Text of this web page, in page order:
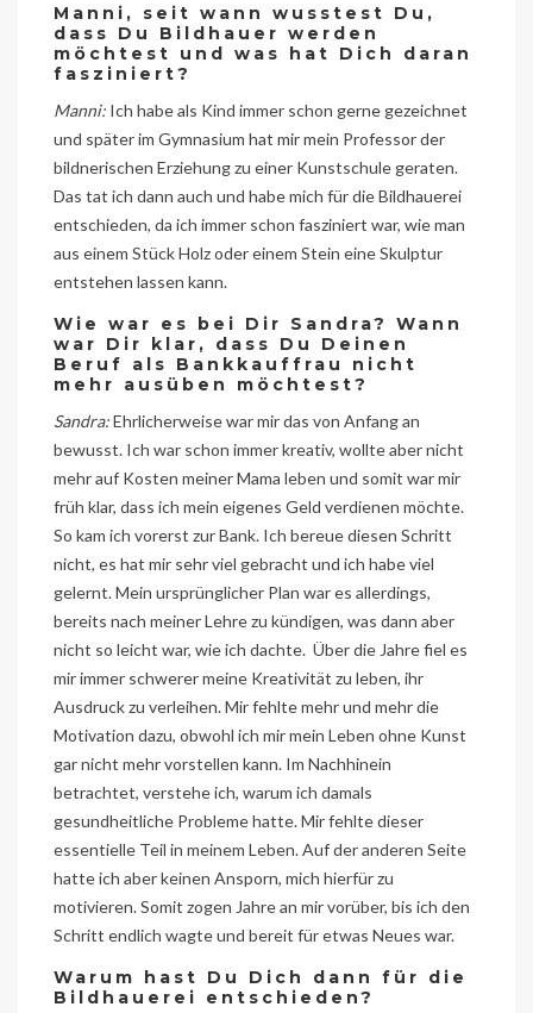
Manni, seit wann wusstest Du,
dass Du Bildhauer werden
möchtest und was hat Dich daran
fasziniert?
Manni: Ich habe als Kind immer schon gerne gezeichnet
und später im Gymnasium hat mir mein Professor der
bildnerischen Erziehung zu einer Kunstschule geraten.
Das tat ich dann auch und habe mich für die Bildhauerei
entschieden, da ich immer schon fasziniert war, wie man
aus einem Stück Holz oder einem Stein eine Skulptur
entstehen lassen kann.
Wie war es bei Dir Sandra? Wann
war Dir klar, dass Du Deinen
Beruf als Bankkauffrau nicht
mehr ausüben möchtest?
Sandra:Ehrlicherweise war mir das von Anfang an
bewusst. Ich war schon immer kreativ, wollte aber nicht
mehr auf Kosten meiner Mama leben und somit war mir
früh klar, dass ich mein eigenes Geld verdienen möchte.
So kam ich vorerst zur Bank. Ich bereue diesen Schritt
nicht, es hat mir sehr viel gebracht und ich habe viel
gelernt. Mein ursprünglicher Plan war es allerdings,
bereits nach meiner Lehre zu kündigen, was dann aber
nicht so leicht war, wie ich dachte. Über die Jahre fiel es
mir immer schwerer meine Kreativität zu leben, ihr
Ausdruck zu verleihen. Mir fehlte mehr und mehr die
Motivation dazu, obwohl ich mir mein Leben ohne Kunst
gar nicht mehr vorstellen kann. Im Nachhinein
betrachtet, verstehe ich, warum ich damals
gesundheitliche Probleme hatte. Mir fehlte dieser
essentielle Teil in meinem Leben. Auf der anderen Seite
hatte ich aber keinen Ansporn, mich hierfür zu
motivieren. Somit zogen Jahre an mir vorüber, bis ich den
Schritt endlich wagte und bereit für etwas Neues war.
Warum hast Du Dich dann für die
Bildhauerei entschieden?